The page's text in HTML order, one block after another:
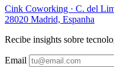
Cink Coworking · C. del
28020 Madrid, Espanha
Recibe insights sobre
Email